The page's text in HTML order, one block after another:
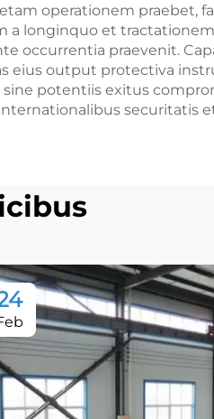
operationem praebet,
a longinquo et
occurrentia praevenit.
eius output protectiva
potentiis exitus
securitatis